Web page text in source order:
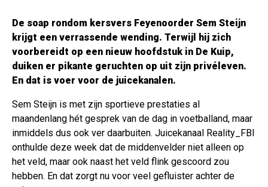
De soap rondom kersvers Feyenoorder Sem Steijn
krijgt een verrassende wending. Terwijl hij zich
voorbereidt op een nieuw hoofdstuk in De Kuip,
duiken er pikante geruchten op uit zijn privéleven.
En dat is voer voor de juicekanalen.
Sem Steijn is met zijn sportieve prestaties al
maandenlang hét gesprek van de dag in voetballand, maar
inmiddels dus ook ver daarbuiten. Juicekanaal Reality_FBI
onthulde deze week dat de middenvelder niet alleen op
het veld, maar ook naast het veld flink gescoord zou
hebben. En dat zorgt nu voor veel gefluister achter de